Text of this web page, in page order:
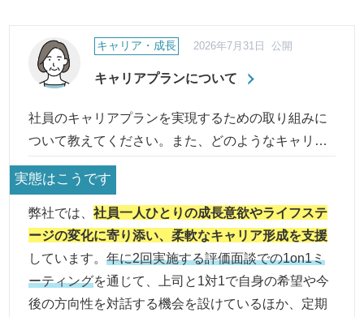
制度」などの制度の状況は？
など職場環境の評判・口コミに対して、実際の制度から改
善への取り組み、結果に至るまで継続してご報告・ご紹介
キャリアプランについて
キャリア・成長 2026年7月31日 公開
社員のキャリアプランを実現するための取り組みに
ついて教えてください。また、どのようなキャリア
パスを描くことができますか。
実態はこうです
弊社では、社員一人ひとりの成長意欲やライフステ
ージの変化に寄り添い、柔軟なキャリア形成を支援
しています。年に2回実施する評価面談での1on1ミ
ーティングを通じて、上司と1対1で自身の希望や今
後の方向性を対話する機会を設けているほか、定期